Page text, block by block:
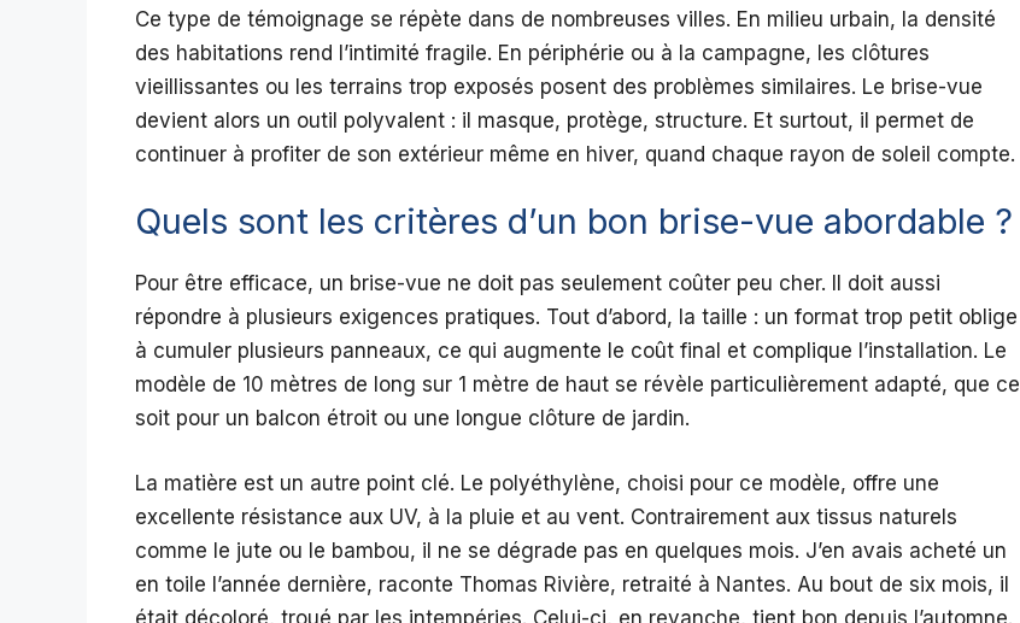
Ce type de témoignage se répète dans de nombreuses villes. En milieu urbain, la densité
des habitations rend l’intimité fragile. En périphérie ou à la campagne, les clôtures
vieillissantes ou les terrains trop exposés posent des problèmes similaires. Le brise-vue
devient alors un outil polyvalent : il masque, protège, structure. Et surtout, il permet de
continuer à profiter de son extérieur même en hiver, quand chaque rayon de soleil compte.
Quels sont les critères d’un bon brise-vue abordable ?
Pour être efficace, un brise-vue ne doit pas seulement coûter peu cher. Il doit aussi
répondre à plusieurs exigences pratiques. Tout d’abord, la taille : un format trop petit oblige
à cumuler plusieurs panneaux, ce qui augmente le coût final et complique l’installation. Le
modèle de 10 mètres de long sur 1 mètre de haut se révèle particulièrement adapté, que ce
soit pour un balcon étroit ou une longue clôture de jardin.
La matière est un autre point clé. Le polyéthylène, choisi pour ce modèle, offre une
excellente résistance aux UV, à la pluie et au vent. Contrairement aux tissus naturels
comme le jute ou le bambou, il ne se dégrade pas en quelques mois. J’en avais acheté un
en toile l’année dernière, raconte Thomas Rivière, retraité à Nantes. Au bout de six mois, il
était décoloré, troué par les intempéries. Celui-ci, en revanche, tient bon depuis l’automne.